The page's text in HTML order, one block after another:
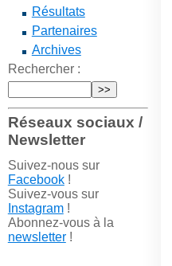
Résultats
Partenaires
Archives
Rechercher :
Réseaux sociaux /
Newsletter
Suivez-nous sur
Facebook!
Suivez-vous sur
Instagram!
Abonnez-vous à la
newsletter!